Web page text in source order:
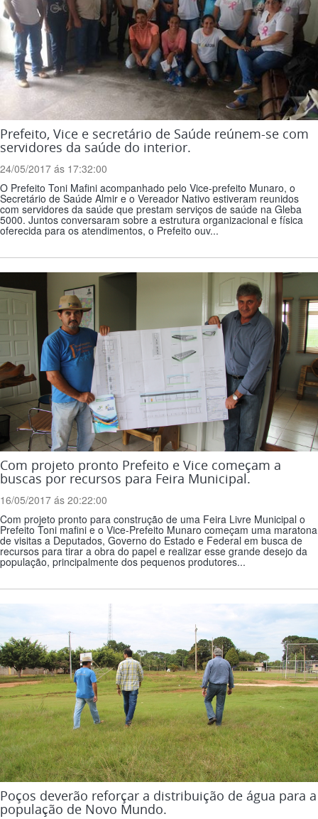
Prefeito, Vice e secretário de Saúde reúnem-se com
servidores da saúde do interior.
24/05/2017 ás 17:32:00
O Prefeito Toni Mafini acompanhado pelo Vice-prefeito Munaro, o
Secretário de Saúde Almir e o Vereador Nativo estiveram reunidos
com servidores da saúde que prestam serviços de saúde na Gleba
5000. Juntos conversaram sobre a estrutura organizacional e física
oferecida para os atendimentos, o Prefeito ouv...
Com projeto pronto Prefeito e Vice começam a
buscas por recursos para Feira Municipal.
16/05/2017 ás 20:22:00
Com projeto pronto para construção de uma Feira Livre Municipal o
Prefeito Toni mafini e o Vice-Prefeito Munaro começam uma maratona
de visitas a Deputados, Governo do Estado e Federal em busca de
recursos para tirar a obra do papel e realizar esse grande desejo da
população, principalmente dos pequenos produtores...
Poços deverão reforçar a distribuição de água para a
população de Novo Mundo.